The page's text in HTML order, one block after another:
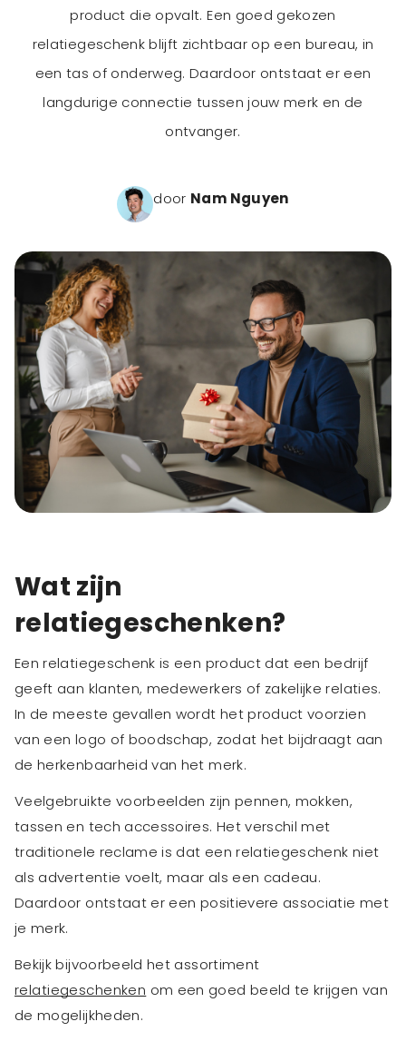
product die opvalt. Een goed gekozen
relatiegeschenk blijft zichtbaar op een bureau, in
een tas of onderweg. Daardoor ontstaat er een
langdurige connectie tussen jouw merk en de
ontvanger.
door Nam Nguyen
Wat zijn
relatiegeschenken?
Een relatiegeschenk is een product dat een bedrijf
geeft aan klanten, medewerkers of zakelijke relaties.
In de meeste gevallen wordt het product voorzien
van een logo of boodschap, zodat het bijdraagt aan
de herkenbaarheid van het merk.
Veelgebruikte voorbeelden zijn pennen, mokken,
tassen en tech accessoires. Het verschil met
traditionele reclame is dat een relatiegeschenk niet
als advertentie voelt, maar als een cadeau.
Daardoor ontstaat er een positievere associatie met
je merk.
Bekijk bijvoorbeeld het assortiment
relatiegeschenken om een goed beeld te krijgen van
de mogelijkheden.